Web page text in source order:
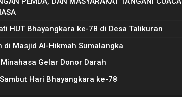
HUT Bhayangkara ke-78 di Desa Talikuran
Masjid Al-Hikmah Sumalangka
Gelar Donor Darah
Hari Bhayangkara ke-78